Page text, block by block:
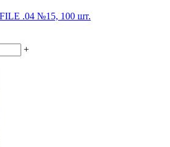
.04 №15, 100 шт.
+